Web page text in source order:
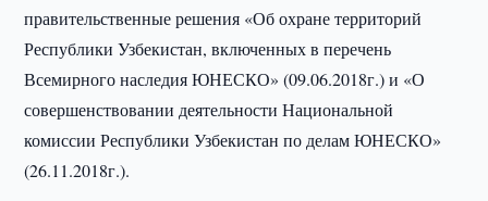
правительственные решения «Об охране территорий
Республики Узбекистан, включенных в перечень
Всемирного наследия ЮНЕСКО» (09.06.2018г.) и «О
совершенствовании деятельности Национальной
комиссии Республики Узбекистан по делам ЮНЕСКО»
(26.11.2018г.).